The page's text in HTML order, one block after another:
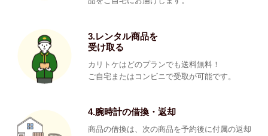
3.レンタル商品を
受け取る
カリトケはどのプランでも送料無料！
ご自宅またはコンビニで受取が可能です。
4.腕時計の借換・返却
商品の借換は、次の商品を予約後に付属の返却